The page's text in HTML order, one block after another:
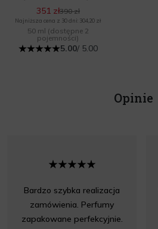
351 zł390 zł
Najniższa cena z 30 dni: 304,20 zł
50 ml (dostępne 2
pojemności)
5.00/ 5.00
Opinie
Bardzo szybka realizacja
zamówienia. Perfumy
zapakowane perfekcyjnie.